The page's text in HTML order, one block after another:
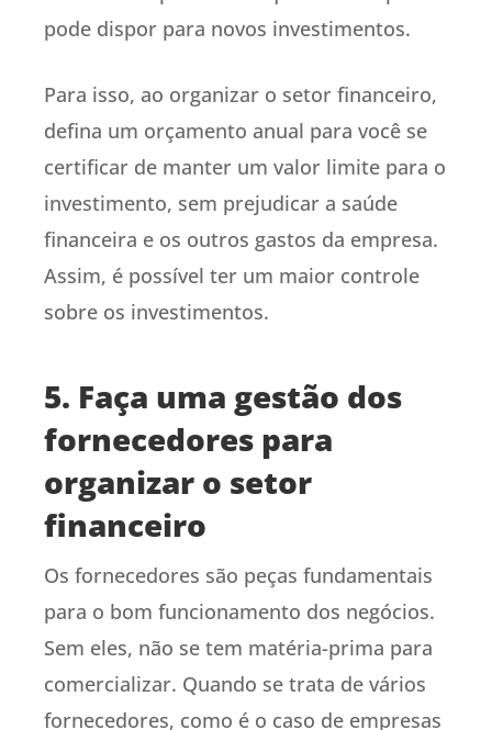
pode dispor para novos investimentos.
Para isso, ao organizar o setor financeiro,
defina um orçamento anual para você se
certificar de manter um valor limite para o
investimento, sem prejudicar a saúde
financeira e os outros gastos da empresa.
Assim, é possível ter um maior controle
sobre os investimentos.
5. Faça uma gestão dos
fornecedores para
organizar o setor
financeiro
Os fornecedores são peças fundamentais
para o bom funcionamento dos negócios.
Sem eles, não se tem matéria-prima para
comercializar. Quando se trata de vários
fornecedores, como é o caso de empresas